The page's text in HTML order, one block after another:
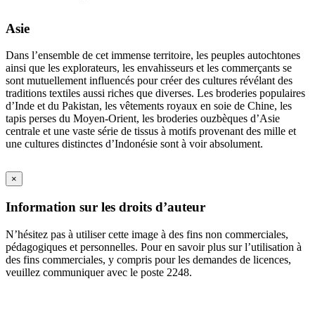
Asie
Dans l’ensemble de cet immense territoire, les peuples autochtones
ainsi que les explorateurs, les envahisseurs et les commerçants se
sont mutuellement influencés pour créer des cultures révélant des
traditions textiles aussi riches que diverses. Les broderies populaires
d’Inde et du Pakistan, les vêtements royaux en soie de Chine, les
tapis perses du Moyen-Orient, les broderies ouzbèques d’Asie
centrale et une vaste série de tissus à motifs provenant des mille et
une cultures distinctes d’Indonésie sont à voir absolument.
×
Information sur les droits d’auteur
N’hésitez pas à utiliser cette image à des fins non commerciales,
pédagogiques et personnelles. Pour en savoir plus sur l’utilisation à
des fins commerciales, y compris pour les demandes de licences,
veuillez communiquer avec le poste 2248.